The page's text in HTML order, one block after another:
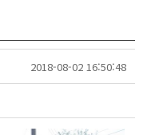
2018-08-02 16:50:48